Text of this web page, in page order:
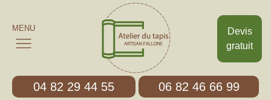
Devis
gratuit
MENU
04 82 29 44 55 06 82 46 66 99